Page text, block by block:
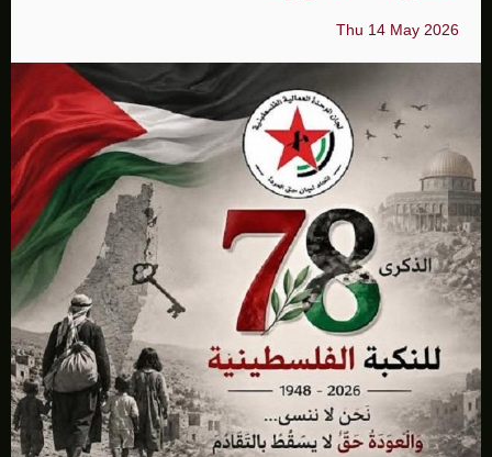
Thu 14 May 2026